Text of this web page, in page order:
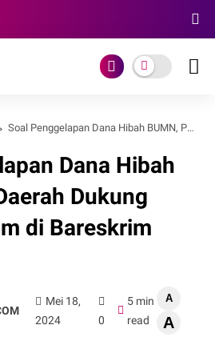
Soal Penggelapan Dana Hibah BUMN, PWI Daerah Dukung Proses Hukum di Bareskrim Polri
Dana Hibah
Dukung
di Bareskrim
Mei 18,
2024
0
5 min
read
A
A